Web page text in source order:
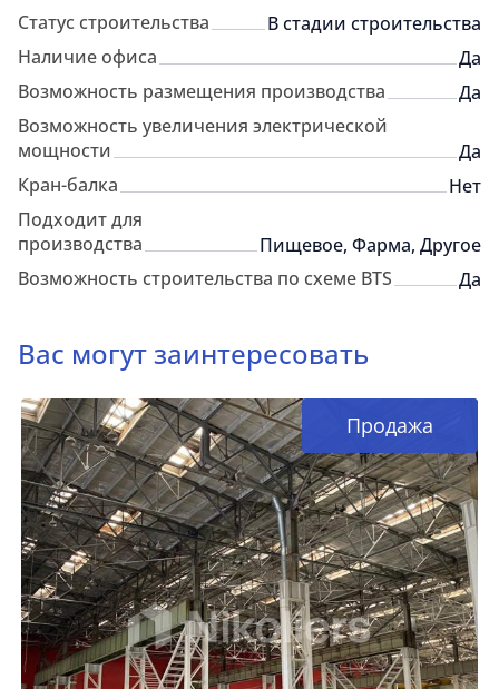
Статус строительства
В стадии строительства
Наличие офиса
Да
Возможность размещения производства
Да
Возможность увеличения электрической
мощности
Да
Кран-балка
Нет
Подходит для
производства
Пищевое, Фарма, Другое
Возможность строительства по схеме BTS
Да
Вас могут заинтересовать
Продажа